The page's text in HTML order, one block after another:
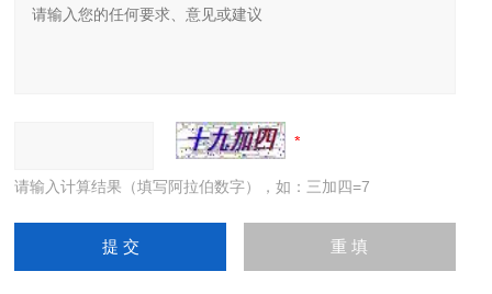
请输入计算结果（填写阿拉伯数字），如：三加四=7